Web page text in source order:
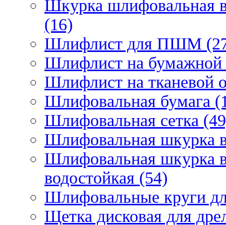
Шкурка шлифовальная
(16)
Шлифлист для ПШМ
Шлифлист на бумажной
Шлифлист на тканевой
Шлифовальная бумага
Шлифовальная сетка
Шлифовальная шкурка
Шлифовальная шкурка
водостойкая (54)
Шлифовальные круги
Щетка дисковая для